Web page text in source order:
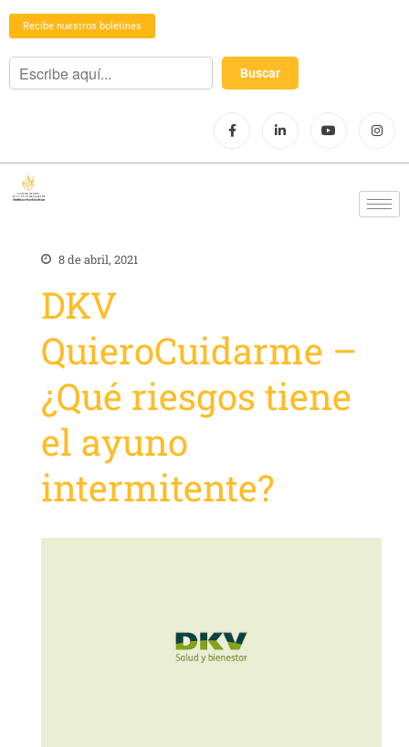
Recibe nuestros boletines
8 de abril, 2021
DKV
QuieroCuidarme –
¿Qué riesgos tiene
el ayuno
intermitente?